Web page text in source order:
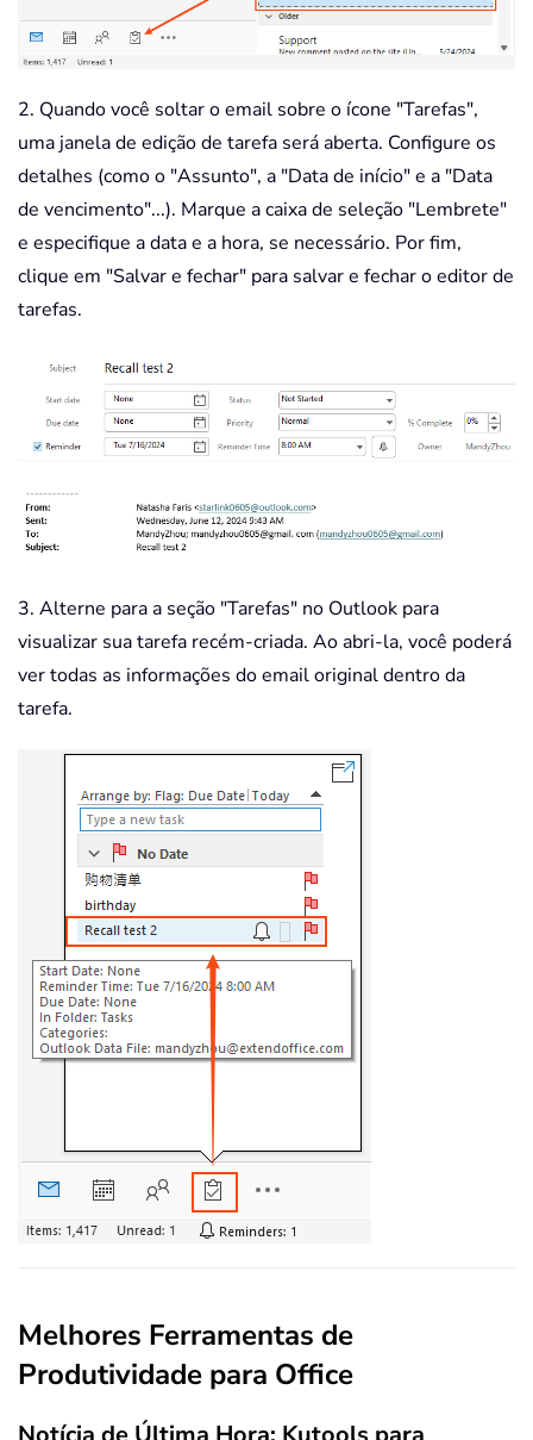
2. Quando você soltar o email sobre o ícone "Tarefas",
uma janela de edição de tarefa será aberta. Configure os
detalhes (como o "Assunto", a "Data de início" e a "Data
de vencimento"...). Marque a caixa de seleção "Lembrete"
e especifique a data e a hora, se necessário. Por fim,
clique em "Salvar e fechar" para salvar e fechar o editor de
tarefas.
3. Alterne para a seção "Tarefas" no Outlook para
visualizar sua tarefa recém-criada. Ao abri-la, você poderá
ver todas as informações do email original dentro da
tarefa.
Melhores Ferramentas de
Produtividade para Office